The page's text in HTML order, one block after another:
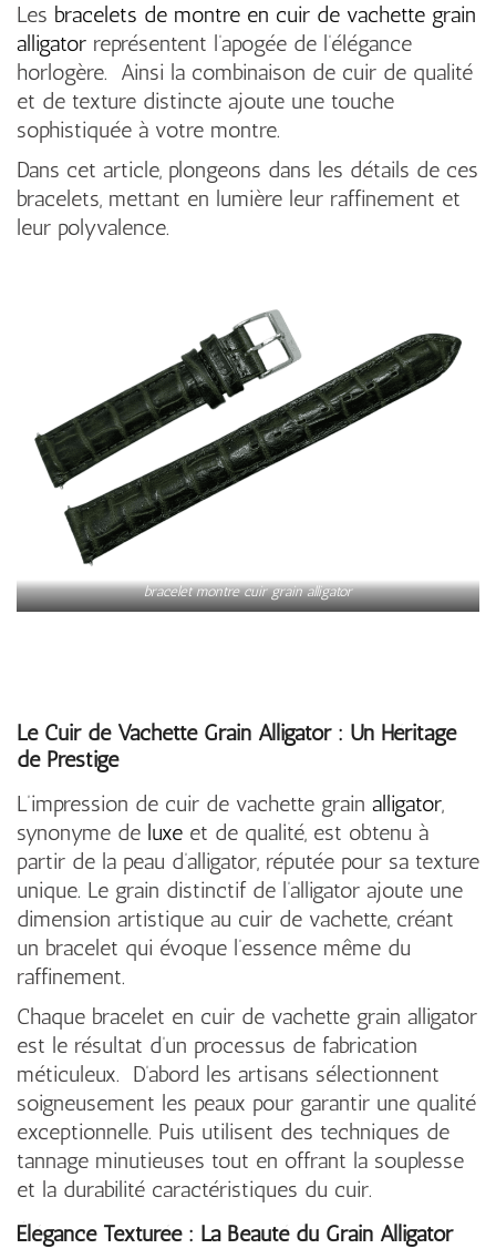
Les bracelets de montre en cuir de vachette grain
alligator représentent l’apogée de l’élégance
horlogère. Ainsi la combinaison de cuir de qualité
et de texture distincte ajoute une touche
sophistiquée à votre montre.
Dans cet article, plongeons dans les détails de ces
bracelets, mettant en lumière leur raffinement et
leur polyvalence.
bracelet montrecuir grain alligator
Le Cuir de Vachette Grain Alligator : Un Héritage
de Prestige
L’impression de cuir de vachette grain alligator,
synonyme de luxe et de qualité, est obtenu à
partir de la peau d’alligator, réputée pour sa texture
unique. Le grain distinctif de l’alligator ajoute une
dimension artistique au cuir de vachette, créant
un bracelet qui évoque l’essence même du
raffinement.
Chaque bracelet en cuir de vachette grain alligator
est le résultat d’un processus de fabrication
méticuleux. D’abord les artisans sélectionnent
soigneusement les peaux pour garantir une qualité
exceptionnelle. Puis utilisent des techniques de
tannage minutieuses tout en offrant la souplesse
et la durabilité caractéristiques du cuir.
Élégance Texturée : La Beauté du Grain Alligator